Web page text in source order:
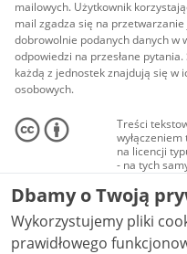
mailowych. Użytkownik
mail zgadza się na
dobrowolnie podanych danych w
odpowiedzi na przesłane
każdą z jednostek znajdują się w
osobowych.
Treści
na licencji
- na tych
Materiały
audio i
Creative
NC-ND 4.0),
Dbamy o Twoją
Wykorzystujemy pliki
prawidłowego